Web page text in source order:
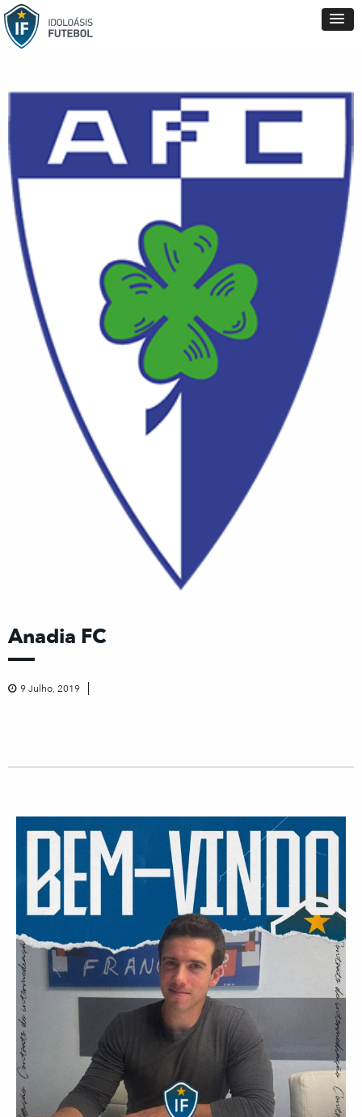
Anadia FC
9 Julho, 2019